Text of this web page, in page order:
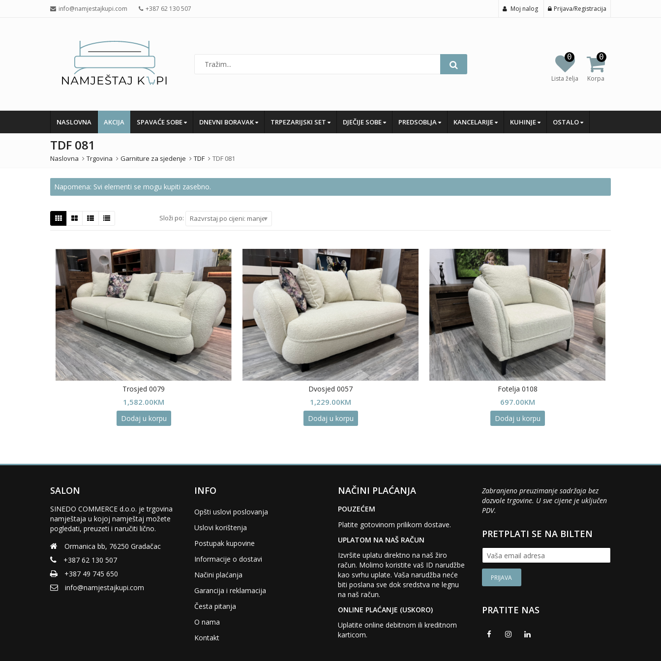
info@namjestajkupi.com +387 62 130 507 Moj nalog Prijava/Registracija
0
Lista želja
0
Korpa
NASLOVNA AKCIJA SPAVAĆE SOBE DNEVNI BORAVAK TRPEZARIJSKI SET DJEČIJE SOBE PREDSOBLJA KANCELARIJE KUHINJE OSTALO
TDF 081
Naslovna Trgovina Garniture za sjedenje TDF TDF 081
Napomena: Svi elementi se mogu kupiti zasebno.
Složi po: Razvrstaj po cijeni: manje do veće
Trosjed 0079
1,582.00KM
Dodaj u korpu
Dvosjed 0057
1,229.00KM
Dodaj u korpu
Fotelja 0108
697.00KM
Dodaj u korpu
SALON
SINEDO COMMERCE d.o.o. je trgovina
namještaja u kojoj namještaj možete
pogledati, preuzeti i naručiti lično.
Ormanica bb, 76250 Gradačac
+387 62 130 507
+387 49 745 650
info@namjestajkupi.com
INFO
Opšti uslovi poslovanja
Uslovi korištenja
Postupak kupovine
Informacije o dostavi
Načini plaćanja
Garancija i reklamacija
Česta pitanja
O nama
Kontakt
NAČINI PLAĆANJA
POUZEĆEM
Platite gotovinom prilikom dostave.
UPLATOM NA NAŠ RAČUN
Izvršite uplatu direktno na naš žiro
račun. Molimo koristite vaš ID narudžbe
kao svrhu uplate. Vaša narudžba neće
biti poslana sve dok sredstva ne legnu
na naš račun.
ONLINE PLAĆANJE (USKORO)
Uplatite online debitnom ili kreditnom
karticom.
Zabranjeno preuzimanje sadržaja bez
dozvole trgovine. U sve cijene je uključen
PDV.
PRETPLATI SE NA BILTEN
PRATITE NAS